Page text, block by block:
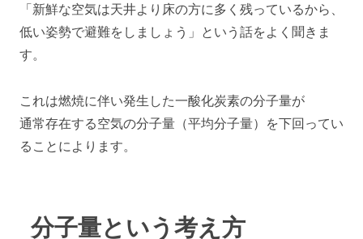
「新鮮な空気は天井より床の方に多く残っているから、
低い姿勢で避難をしましょう」という話をよく聞きま
す。
これは燃焼に伴い発生した一酸化炭素の分子量が
通常存在する空気の分子量（平均分子量）を下回ってい
ることによります。
分子量という考え方